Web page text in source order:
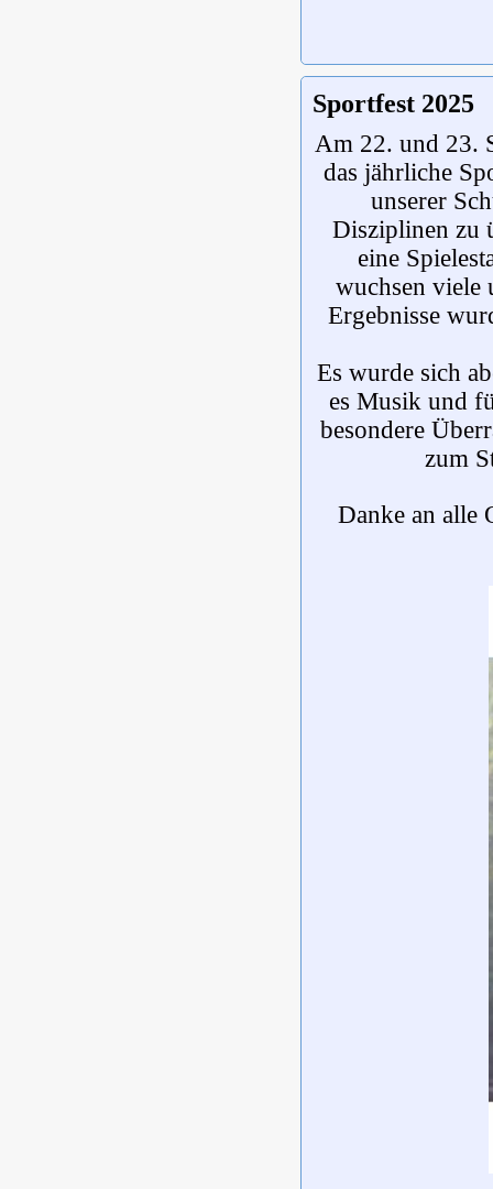
Sportfest 2025
Am 22. und 23.
das jährliche
unserer
Disziplinen zu
eine
wuchsen viele
Ergebnisse
Es wurde sich
es Musik und
besondere
zum
Danke an alle